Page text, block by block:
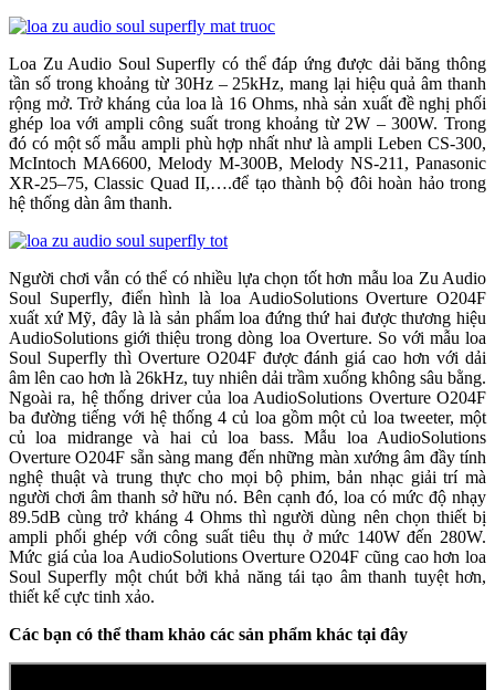
Loa Zu Audio Soul Superfly có thể đáp ứng được dải băng thông
tần số trong khoảng từ 30Hz – 25kHz, mang lại hiệu quả âm thanh
rộng mở. Trở kháng của loa là 16 Ohms, nhà sản xuất đề nghị phối
ghép loa với ampli công suất trong khoảng từ 2W – 300W. Trong
đó có một số mẫu ampli phù hợp nhất như là ampli Leben CS-300,
McIntoch MA6600, Melody M-300B, Melody NS-211, Panasonic
XR-25–75, Classic Quad II,….để tạo thành bộ đôi hoàn hảo trong
hệ thống dàn âm thanh.
Người chơi vẫn có thể có nhiều lựa chọn tốt hơn mẫu loa Zu Audio
Soul Superfly, điển hình là loa AudioSolutions Overture O204F
xuất xứ Mỹ, đây là là sản phẩm loa đứng thứ hai được thương hiệu
AudioSolutions giới thiệu trong dòng loa Overture. So với mẫu loa
Soul Superfly thì Overture O204F được đánh giá cao hơn với dải
âm lên cao hơn là 26kHz, tuy nhiên dải trầm xuống không sâu bằng.
Ngoài ra, hệ thống driver của loa AudioSolutions Overture O204F
ba đường tiếng với hệ thống 4 củ loa gồm một củ loa tweeter, một
củ loa midrange và hai củ loa bass. Mẫu loa AudioSolutions
Overture O204F sẵn sàng mang đến những màn xướng âm đầy tính
nghệ thuật và trung thực cho mọi bộ phim, bản nhạc giải trí mà
người chơi âm thanh sở hữu nó. Bên cạnh đó, loa có mức độ nhạy
89.5dB cùng trở kháng 4 Ohms thì người dùng nên chọn thiết bị
ampli phối ghép với công suất tiêu thụ ở mức 140W đến 280W.
Mức giá của loa AudioSolutions Overture O204F cũng cao hơn loa
Soul Superfly một chút bởi khả năng tái tạo âm thanh tuyệt hơn,
thiết kế cực tinh xảo.
Các bạn có thể tham khảo các sản phẩm khác tại đây